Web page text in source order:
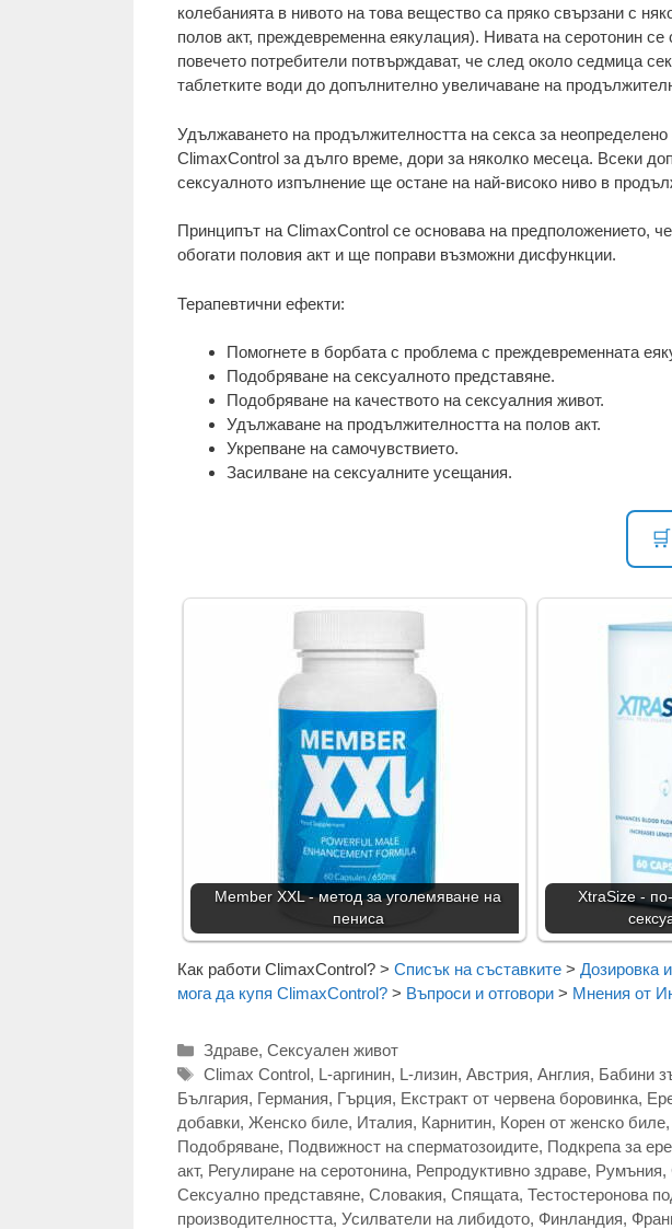
колебанията в нивото на това вещество са пряко свързани с
полов акт, преждевременна еякулация). Нивата на серотонин
повечето потребители потвърждават, че след около седмица
таблетките води до допълнително увеличаване на
Удължаването на продължителността на секса за
ClimaxControl за дълго време, дори за няколко месеца. Всеки
сексуалното изпълнение ще остане на най-високо ниво в
Принципът на ClimaxControl се основава на предположението,
обогати половия акт и ще поправи възможни дисфункции.
Терапевтични ефекти:
Помогнете в борбата с проблема с преждевременната
Подобряване на сексуалното представяне.
Подобряване на качеството на сексуалния живот.
Удължаване на продължителността на полов акт.
Укрепване на самочувствието.
Засилване на сексуалните усещания.
Member XXL - метод за уголемяване на
пениса
XtraSize -
Как работи ClimaxControl? > Списък на съставките > Дозировка
мога да купя ClimaxControl? > Въпроси и отговори > Мнения от
Категории
Здраве, Сексуален живот
Етикети
Climax Control, L-аргинин, L-лизин, Австрия, Англия, Бабини
България, Германия, Гърция, Екстракт от червена боровинка,
добавки, Женско биле, Италия, Карнитин, Корен от женско биле,
Подобряване, Подвижност на сперматозоидите, Подкрепа за
акт, Регулиране на серотонина, Репродуктивно здраве, Румъния,
Сексуално представяне, Словакия, Спящата, Тестостеронова
производителността, Усилватели на либидото, Финландия,